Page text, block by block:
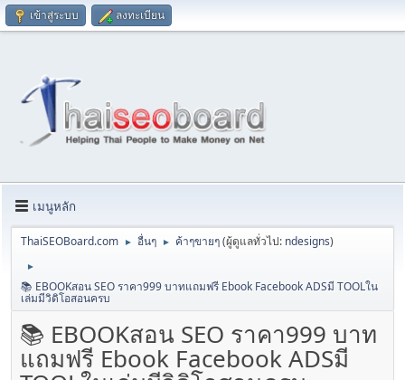
เข้าสู่ระบบ ลงทะเบียน
เมนูหลัก
ThaiSEOBoard.com ► อื่นๆ ► ค้าๆขายๆ(ผู้ดูแลทั่วไป: ndesigns)
►
📚 EBOOKสอน SEO ราคา999 บาทแถมฟรี Ebook Facebook ADSมี TOOLใน
เล่มมีวิดิโอสอนครบ
📚 EBOOKสอน SEO ราคา999 บาท
แถมฟรี Ebook Facebook ADSมี